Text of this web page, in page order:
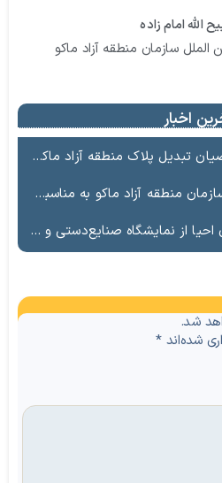
الله امام زاده
الملل سازمان منطقه آزاد ماکو
اخبار
پلاک منطقه آزاد ماکو به پلاک ملی
آزاد ماکو به مناسبت عید سعید قربان
صنایع‌دستی و غذاهای سنتی منطقه آزاد ماکو
شد.
شده‌اند*